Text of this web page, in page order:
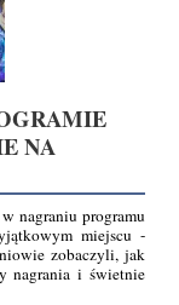
NA
nagraniu programu
miejscu -
zobaczyli, jak
nagrania i świetnie